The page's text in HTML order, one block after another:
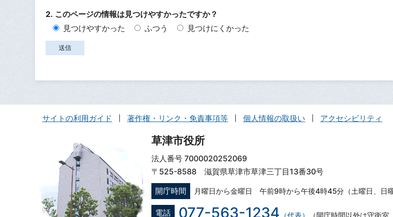
2. このページの情報は見つけやすかったですか？
見つけやすかった
ふつう 見つけにくかった
サイトの利用ガイド 著作権・リンク・免責事項等 個人情報の取扱い アクセシビリティ
草津市役所
法人番号 7000020252069
〒525-8588 滋賀県草津市草津三丁目13番30号
開庁時間
月曜日から金曜日 午前9時から午後4時45分（土曜日、日
電話 077-563-1234